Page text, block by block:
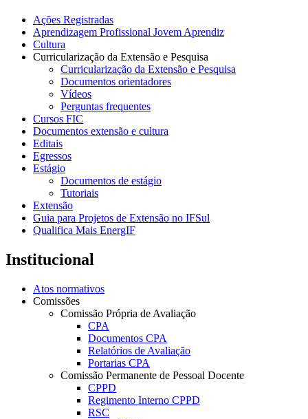
Ações Registradas
Aprendizagem Profissional Jovem Aprendiz
Cultura
Curricularização da Extensão e Pesquisa
Curricularização da Extensão e Pesquisa
Documentos orientadores
Vídeos
Perguntas frequentes
Cursos FIC
Documentos extensão e cultura
Editais
Egressos
Estágio
Documentos de estágio
Tutoriais
Extensão
Guia para Projetos de Extensão no IFSul
Qualifica Mais EnergIF
Institucional
Atos normativos
Comissões
Comissão Própria de Avaliação
CPA
Documentos CPA
Relatórios de Avaliação
Portarias CPA
Comissão Permanente de Pessoal Docente
CPPD
Regimento Interno CPPD
RSC